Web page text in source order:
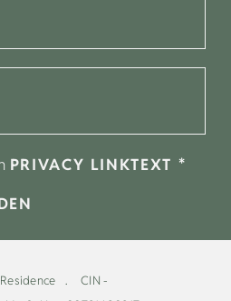
PRIVACY LINKTEXT *
CIN -